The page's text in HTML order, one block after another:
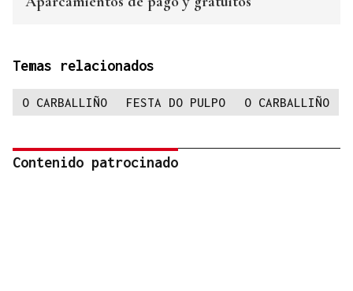
Temas relacionados
O CARBALLIÑO FESTA DO PULPO O CARBALLIÑO
Contenido patrocinado